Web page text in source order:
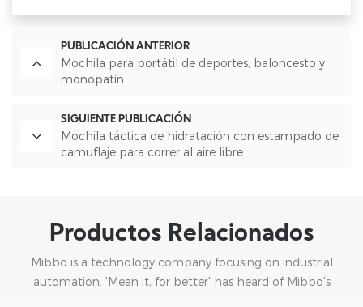
PUBLICACIÓN ANTERIOR
Mochila para portátil de deportes, baloncesto y
monopatín
SIGUIENTE PUBLICACIÓN
Mochila táctica de hidratación con estampado de
camuflaje para correr al aire libre
Productos Relacionados
Mibbo is a technology company focusing on industrial
automation. 'Mean it, for better' has heard of Mibbo's